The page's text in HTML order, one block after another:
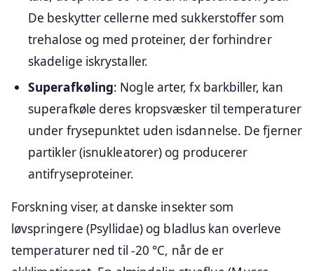
De beskytter cellerne med sukkerstoffer som
trehalose og med proteiner, der forhindrer
skadelige iskrystaller.
Superafkøling: Nogle arter, fx barkbiller, kan
superafkøle deres kropsvæsker til temperaturer
under frysepunktet uden isdannelse. De fjerner
partikler (isnukleatorer) og producerer
antifryseproteiner.
Forskning viser, at danske insekter som
løvspringere (Psyllidae) og bladlus kan overleve
temperaturer ned til -20 °C, når de er